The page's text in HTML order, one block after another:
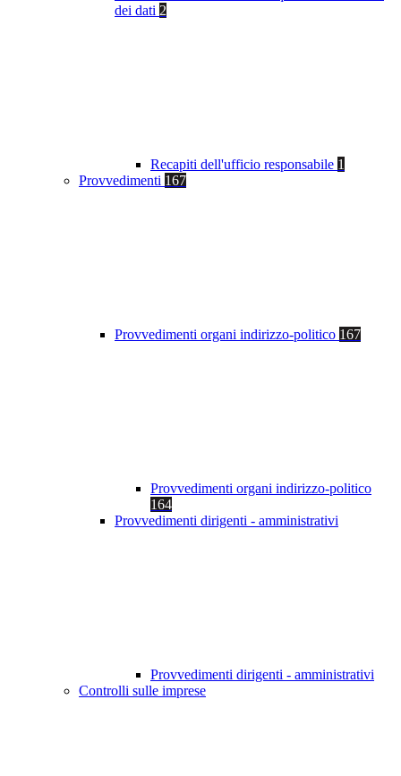
dei dati 2
Recapiti dell'ufficio responsabile 1
Provvedimenti 167
Provvedimenti organi indirizzo-politico 167
Provvedimenti organi indirizzo-politico
164
Provvedimenti dirigenti - amministrativi
Provvedimenti dirigenti - amministrativi
Controlli sulle imprese